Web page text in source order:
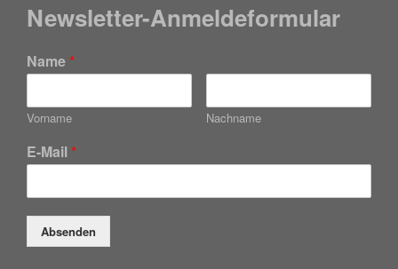
Newsletter-Anmeldeformular
Name *
Vorname Nachname
E-Mail *
Absenden